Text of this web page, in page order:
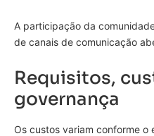
A participação da
de canais de comunicação
Requisitos,
governança
Os custos variam conforme